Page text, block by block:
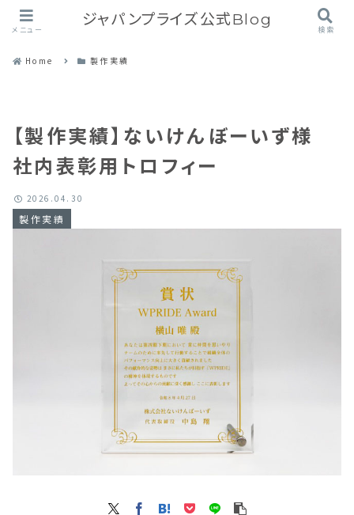
Home 製作実績
【製作実績】ないけんぼーいず様
社内表彰用トロフィー
製作実績
2026.04.30
メニュー
ジャパンプライズ公式Blog
検索